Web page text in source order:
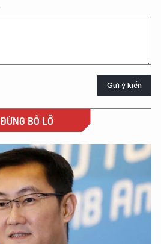
Gửi ý kiến
ĐỪNG BỎ LỠ